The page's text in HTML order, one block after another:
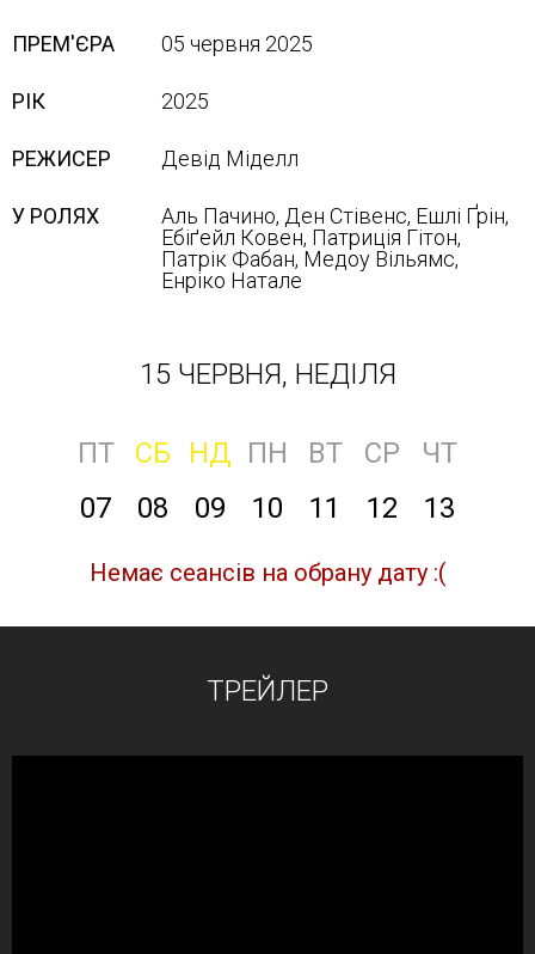
ПРЕМ'ЄРА 05 червня 2025
РІК 2025
РЕЖИСЕР Девід Міделл
У РОЛЯХ
Аль Пачино, Ден Стівенс, Ешлі Ґрін,
Ебіґейл Ковен, Патриція Гітон,
Патрік Фабан, Медоу Вільямс,
Енріко Натале
15 ЧЕРВНЯ, НЕДІЛЯ
ПТ СБ НД ПН ВТ СР
ЧТ
07
08 09 10 11 12 13
Немає сеансів на обрану дату :(
ТРЕЙЛЕР